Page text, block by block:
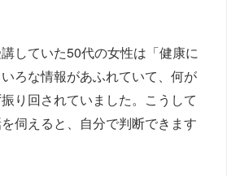
していた50代の女性は「健康に
ろな情報があふれていて、何が
り回されていました。こうして
伺えると、自分で判断できます